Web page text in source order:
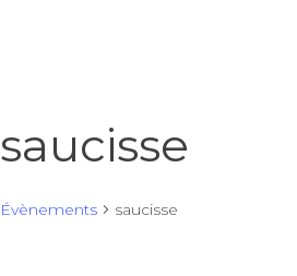
saucisse
Évènements saucisse